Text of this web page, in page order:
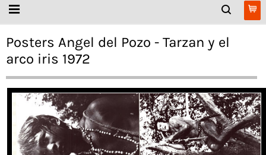
Posters Angel del Pozo - Tarzan y el
arco iris 1972